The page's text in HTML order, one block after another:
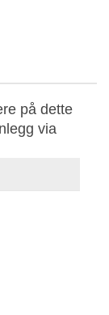
på dette
via